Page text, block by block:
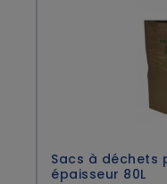
Sacs à
épaisseur 80L